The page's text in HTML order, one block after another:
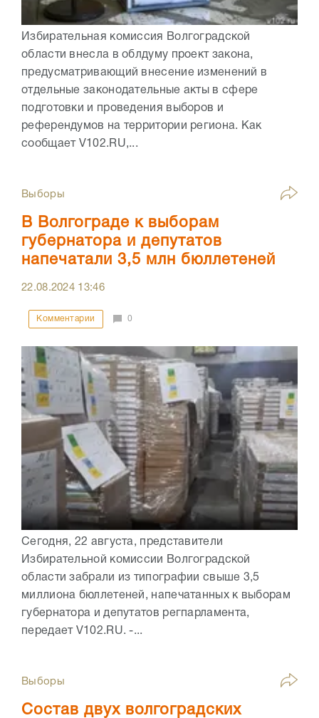
Избирательная комиссия Волгоградской
области внесла в облдуму проект закона,
предусматривающий внесение изменений в
отдельные законодательные акты в сфере
подготовки и проведения выборов и
референдумов на территории региона. Как
сообщает V102.RU,...
Выборы
В Волгограде к выборам
губернатора и депутатов
напечатали 3,5 млн бюллетеней
22.08.2024 13:46
Комментарии 0
Сегодня, 22 августа, представители
Избирательной комиссии Волгоградской
области забрали из типографии свыше 3,5
миллиона бюллетеней, напечатанных к выборам
губернатора и депутатов регпарламента,
передает V102.RU. -...
Выборы
Состав двух волгоградских